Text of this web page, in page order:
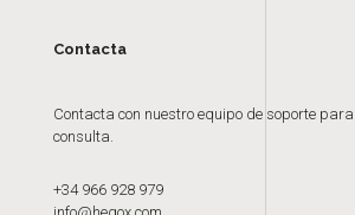
Contacta
Contacta con nuestro equipo de soporte
consulta.
+34 966 928 979